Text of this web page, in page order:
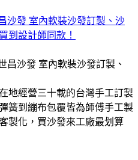
沙發 室內軟裝沙發訂製、沙
到設計師同款！
地經營三十載的台灣手工訂製
簧到繃布包覆皆為師傅手工製
製化，買沙發來工廠最划算